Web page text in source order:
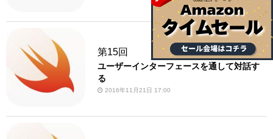
第15回
ユーザーインターフェースを通して対話す
る
2016年11月21日 17:00